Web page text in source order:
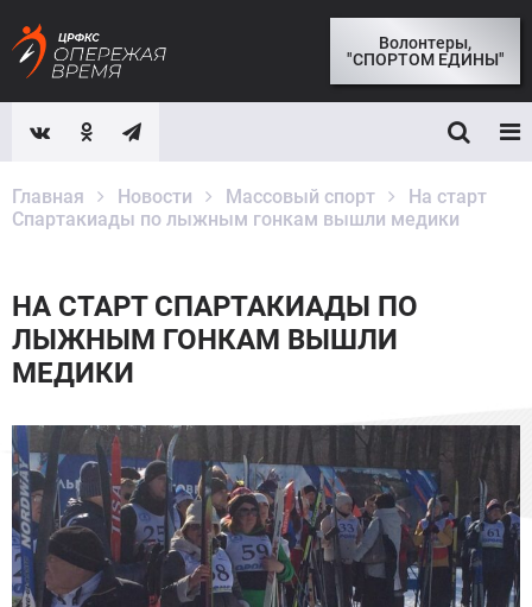
Волонтеры,
"СПОРТОМ ЕДИНЫ"
Главная Новости Массовый спорт
На старт
Спартакиады по лыжным гонкам вышли медики
НА СТАРТ СПАРТАКИАДЫ ПО
ЛЫЖНЫМ ГОНКАМ ВЫШЛИ
МЕДИКИ